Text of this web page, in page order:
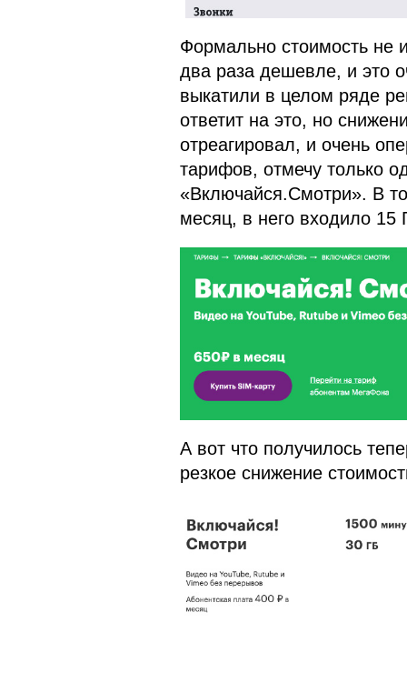
Формально стоимость не
два раза дешевле, и это
выкатили в целом ряде
ответит на это, но
отреагировал, и очень
тарифов, отмечу только
«Включайся.Смотри». В
месяц, в него входило 15
А вот что получилось
резкое снижение